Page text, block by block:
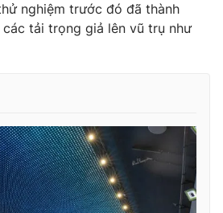
Infographic
Bất động sản
Tấm lòng Việt
nghiệm trước đó đã thành
tải trọng giả lên vũ trụ như